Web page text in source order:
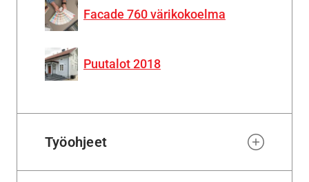
Facade 760 värikokoelma
Puutalot 2018
Työohjeet